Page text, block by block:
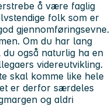
å være faglig
folk som er
gjennomføringsevne.
Om du har lang
også naturlig ha en
videreutvikling.
skal komme like hele
er derfor særdeles
og aldri